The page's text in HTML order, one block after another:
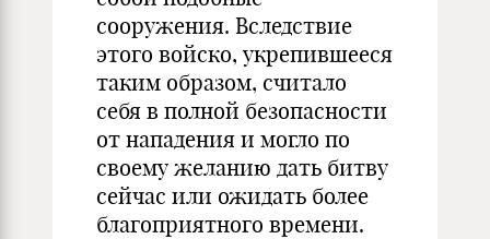
сооружения. Вследствие
этого войско, укрепившееся
таким образом, считало
себя в полной безопасности
от нападения и могло по
своему желанию дать битву
сейчас или ожидать более
благоприятного времени.